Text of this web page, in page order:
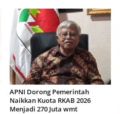
APNI Dorong Pemerintah
Naikkan Kuota RKAB 2026
Menjadi 270 Juta wmt